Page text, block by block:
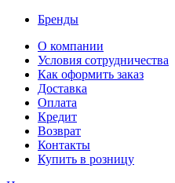
Бренды
О компании
Условия сотрудничества
Как оформить заказ
Доставка
Оплата
Кредит
Возврат
Контакты
Купить в розницу